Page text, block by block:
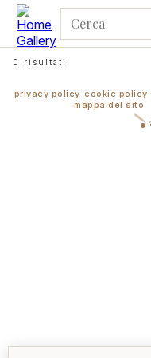
0 risultati
privacy policy cookie policy
mappa del sito